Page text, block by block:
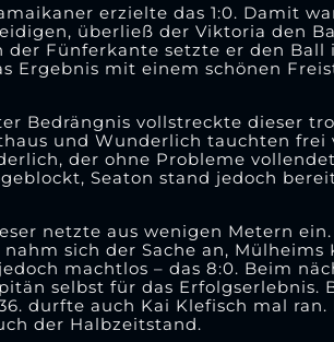
erzielte das 1:0. Damit
überließ der Viktoria den
Fünferkante setzte er den Ball
Ergebnis mit einem schönen
Bedrängnis vollstreckte dieser
und Wunderlich tauchten frei
der ohne Probleme
Seaton stand jedoch
netzte aus wenigen Metern
sich der Sache an, Mülheims
machtlos – das 8:0. Beim
selbst für das Erfolgserlebnis.
durfte auch Kai Klefisch mal
der Halbzeitstand.